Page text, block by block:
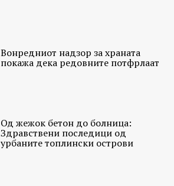
Вонредниот надзор за храната
покажа дека редовните потфрлаат
Од жежок бетон до болница:
Здравствени последици од
урбаните топлински острови